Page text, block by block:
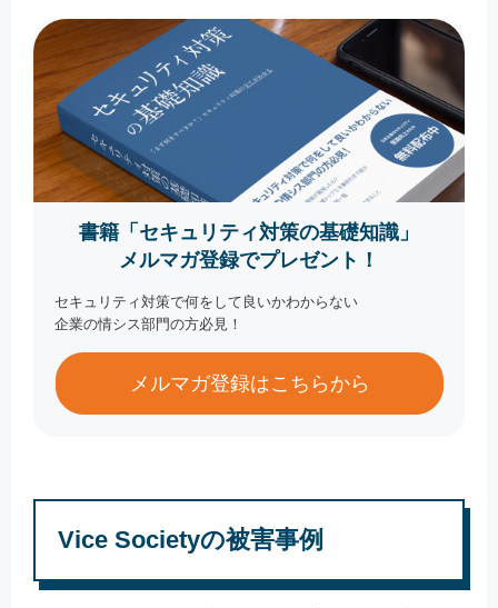
書籍「セキュリティ対策の基礎知識」
メルマガ登録でプレゼント！
セキュリティ対策で何をして良いかわからない
企業の情シス部門の方必見！
メルマガ登録はこちらから
Vice Societyの被害事例